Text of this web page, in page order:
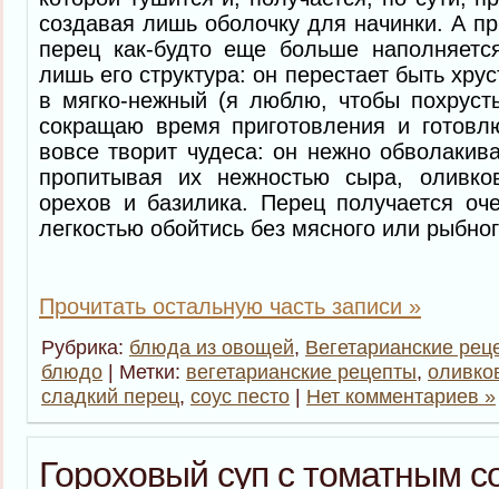
создавая лишь оболочку для начинки. А
перец как-будто еще больше
лишь его структура: он перестает быть
в мягко-нежный (я люблю, чтобы
сокращаю время приготовления и
вовсе творит чудеса: он нежно
пропитывая их нежностью сыра,
орехов и базилика. Перец получается
легкостью обойтись без мясного или
Прочитать остальную часть записи »
Рубрика: блюда из овощей, Вегетарианские
блюдо | Метки: вегетарианские рецепты,
сладкий перец, соус песто | Нет комментариев »
Гороховый суп с томатным